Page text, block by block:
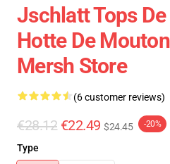
Jschlatt Tops
Hotte De
Mersh Store
(6 customer reviews)
€28.12 €22.49 $24.45 -20%
Type